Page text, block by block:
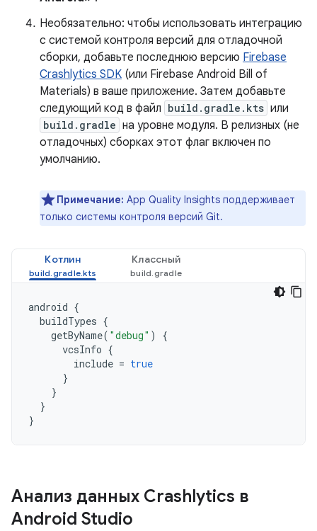
Необязательно: чтобы использовать интеграцию
с системой контроля версий для отладочной
сборки, добавьте последнюю версию Firebase
Crashlytics SDK (или Firebase Android Bill of
Materials) в ваше приложение. Затем добавьте
следующий код в файл build.gradle.kts или
build.gradle на уровне модуля. В релизных (не
отладочных) сборках этот флаг включен по
умолчанию.
Примечание: App Quality Insights поддерживает
только системы контроля версий Git.
Котлин Классный
android {
buildTypes {
getByName( "debug" )
{
vcsInfo {
include = true
}
}
}
}
Анализ данных Crashlytics в
Android Studio